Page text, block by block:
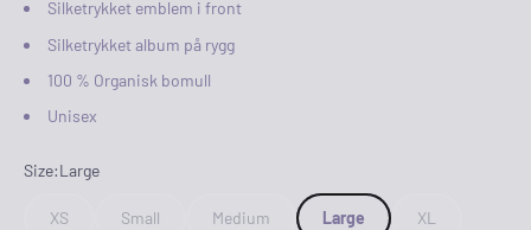
Silketrykket emblem i front
Silketrykket album på rygg
100 % Organisk bomull
Unisex
Size:Large
XS Small Medium Large XL